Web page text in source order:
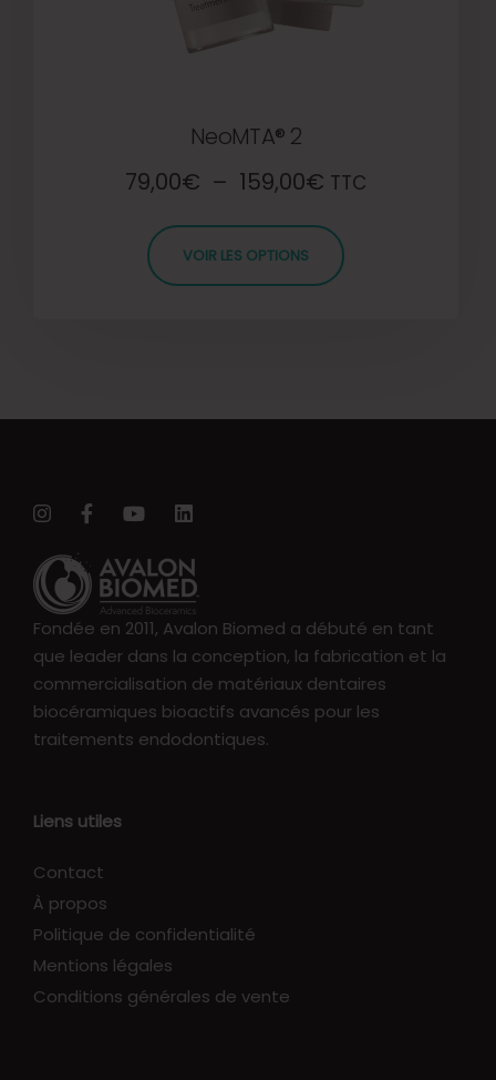
NeoMTA® 2
79,00€ – 159,00€ TTC
VOIR LES OPTIONS
Fondée en 2011, Avalon Biomed a débuté en tant
que leader dans la conception, la fabrication et la
commercialisation de matériaux dentaires
biocéramiques bioactifs avancés pour les
traitements endodontiques.
Liens utiles
Contact
À propos
Politique de confidentialité
Mentions légales
Conditions générales de vente